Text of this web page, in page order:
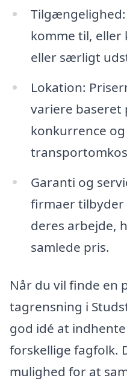
komme til,
eller særligt
Lokation:
variere baseret
konkurrence og
Garanti og
firmaer
deres arbejde,
samlede pris.
Når du vil finde en
tagrensning i
god idé at
forskellige fagfolk.
mulighed for at